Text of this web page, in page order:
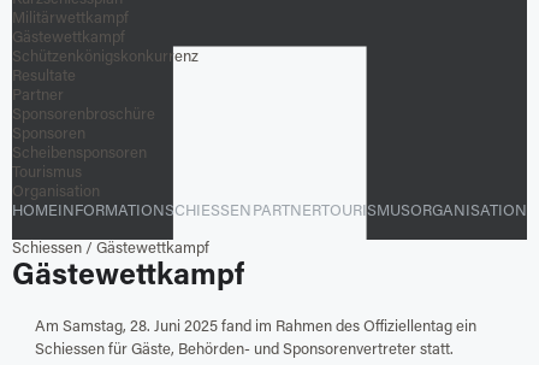
Militärwettkampf
Gästewettkampf
Schützenkönigskonkurrenz
Resultate
Partner
Sponsorenbroschüre
Sponsoren
Scheibensponsoren
Tourismus
Organisation
HOME INFORMATIONSCHIESSEN PARTNERTOURISMUSORGANISATION
Schiessen/ Gästewettkampf
Gästewettkampf
Am Samstag, 28. Juni 2025 fand im Rahmen des Offiziellentag ein
Schiessen für Gäste, Behörden- und Sponsorenvertreter statt.